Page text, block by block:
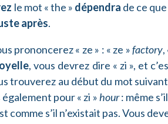
le mot « the » dépendra de ce
après.
prononcerez « ze » : « ze »factory,
, vous devrez dire « zi », et
trouverez au début du mot suivant.
également pour « zi » hour: même
comme s’il n’existait pas. Vous